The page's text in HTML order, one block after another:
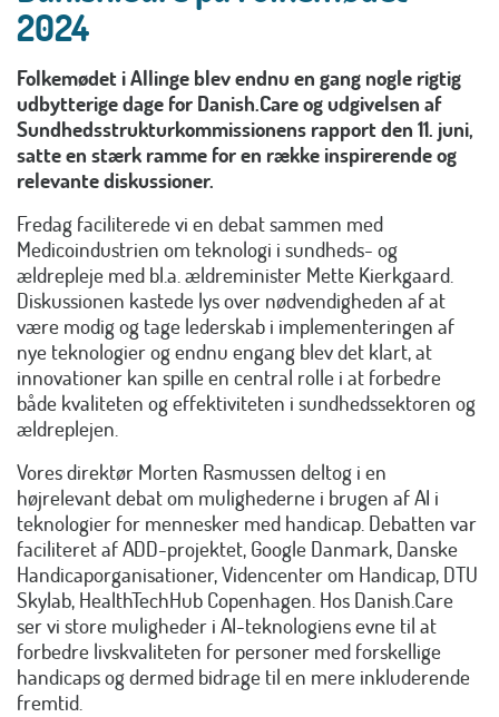
2024
Folkemødet i Allinge blev endnu en gang nogle rigtig
udbytterige dage for Danish.Care og udgivelsen af
Sundhedsstrukturkommissionens rapport den 11. juni,
satte en stærk ramme for en række inspirerende og
relevante diskussioner.
Fredag faciliterede vi en debat sammen med
Medicoindustrien om teknologi i sundheds- og
ældrepleje med bl.a. ældreminister Mette Kierkgaard.
Diskussionen kastede lys over nødvendigheden af at
være modig og tage lederskab i implementeringen af
nye teknologier og endnu engang blev det klart, at
innovationer kan spille en central rolle i at forbedre
både kvaliteten og effektiviteten i sundhedssektoren og
ældreplejen.
Vores direktør Morten Rasmussen deltog i en
højrelevant debat om mulighederne i brugen af AI i
teknologier for mennesker med handicap. Debatten var
faciliteret af ADD-projektet, Google Danmark, Danske
Handicaporganisationer, Videncenter om Handicap, DTU
Skylab, HealthTechHub Copenhagen. Hos Danish.Care
ser vi store muligheder i AI-teknologiens evne til at
forbedre livskvaliteten for personer med forskellige
handicaps og dermed bidrage til en mere inkluderende
fremtid.